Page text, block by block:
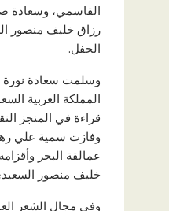
القاسمي، وسعادة
رزاق خليف منصور
الحفل.
وسلمت سعادة نورة
المملكة العربية
قراءة في المنجز
وفازت سمية علي
عمالقة البحر
خليف منصور
وفي مجال الشعر